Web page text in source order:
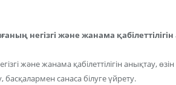
негізгі және жанама
және жанама қабілеттілігін анықтау, өзін
санаса білуге үйрету.